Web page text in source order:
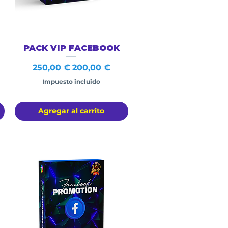
Vista rápida
PACK VIP FACEBOOK
Precio
250,00 € Precio de oferta
200,00 €
Impuesto incluido
Agregar al carrito